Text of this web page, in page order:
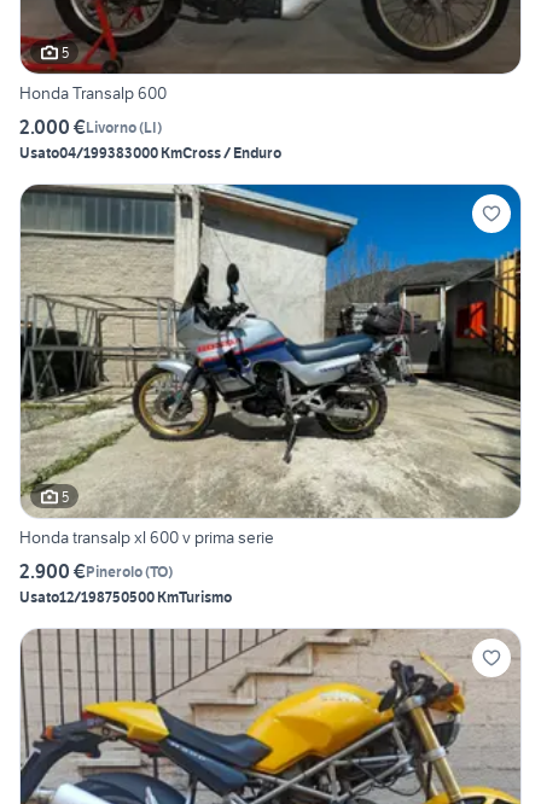
5
Honda Transalp 600
2.000 €Livorno(LI)
Usato04/199383000 KmCross / Enduro
5
Honda transalp xl 600 v prima serie
2.900 €Pinerolo(TO)
Usato12/198750500 KmTurismo